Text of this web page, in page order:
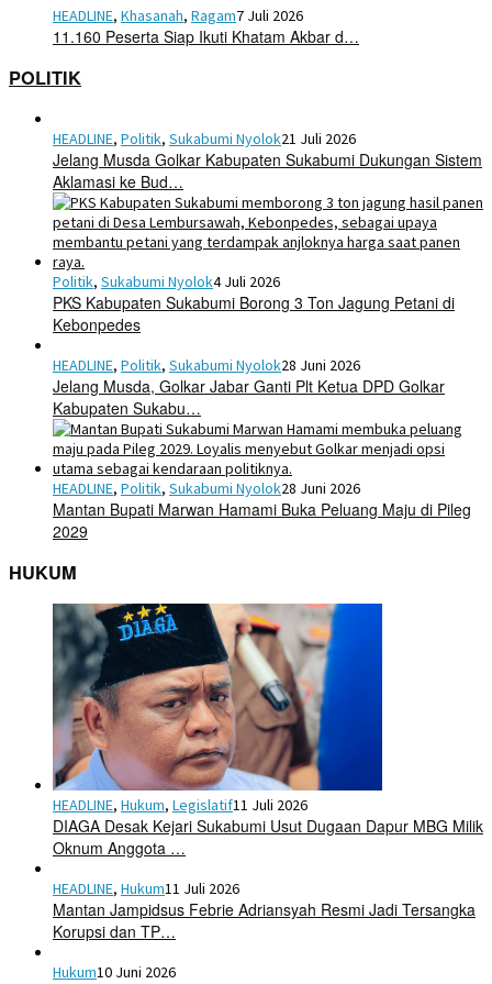
HEADLINE, Khasanah, Ragam7 Juli 2026
11.160 Peserta Siap Ikuti Khatam Akbar d…
POLITIK
HEADLINE, Politik, Sukabumi Nyolok21 Juli 2026
Jelang Musda Golkar Kabupaten Sukabumi Dukungan Sistem
Aklamasi ke Bud…
Politik, Sukabumi Nyolok4 Juli 2026
PKS Kabupaten Sukabumi Borong 3 Ton Jagung Petani di
Kebonpedes
HEADLINE, Politik, Sukabumi Nyolok28 Juni 2026
Jelang Musda, Golkar Jabar Ganti Plt Ketua DPD Golkar
Kabupaten Sukabu…
HEADLINE, Politik, Sukabumi Nyolok28 Juni 2026
Mantan Bupati Marwan Hamami Buka Peluang Maju di Pileg
2029
HUKUM
HEADLINE, Hukum, Legislatif11 Juli 2026
DIAGA Desak Kejari Sukabumi Usut Dugaan Dapur MBG Milik
Oknum Anggota …
HEADLINE, Hukum11 Juli 2026
Mantan Jampidsus Febrie Adriansyah Resmi Jadi Tersangka
Korupsi dan TP…
Hukum10 Juni 2026